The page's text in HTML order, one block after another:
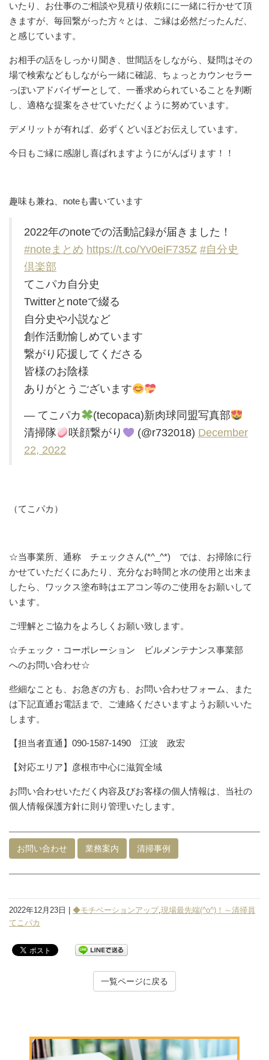
いたり、お仕事のご相談や見積り依頼にに一緒に行かせて頂
きますが、毎回繋がった方々とは、ご縁は必然だったんだ、
と感じています。
お相手の話をしっかり聞き、世間話をしながら、疑問はその
場で検索などもしながら一緒に確認、ちょっとカウンセラー
っぽいアドバイザーとして、一番求められていることを判断
し、適格な提案をさせていただくように努めています。
デメリットが有れば、必ずくどいほどお伝えしています。
今日もご縁に感謝し喜ばれますようにがんばります！！
趣味も兼ね、noteも書いています
2022年のnoteでの活動記録が届きました！
#noteまとめ https://t.co/Yv0eiF735Z #自分史
倶楽部
てこパカ自分史
Twitterとnoteで綴る
自分史や小説など
創作活動愉しめています
繋がり応援してくださる
皆様のお陰様
ありがとうございます
— てこパカ
(tecopaca)新肉球同盟写真部
清掃隊
咲顔繋がり (@r732018) December
22, 2022
（てこパカ）
☆当事業所、通称 チェックさん(*^_^*) では、お掃除に行
かせていただくにあたり、充分なお時間と水の使用と出来ま
したら、ワックス塗布時はエアコン等のご使用をお願いして
います。
ご理解とご協力をよろしくお願い致します。
☆チェック・コーポレーション ビルメンテナンス事業部
へのお問い合わせ☆
些細なことも、お急ぎの方も、お問い合わせフォーム、また
は下記直通お電話まで、ご連絡くださいますようお願いいた
します。
【担当者直通】090-1587-1490 江波 政宏
【対応エリア】彦根市中心に滋賀全域
お問い合わせいただく内容及びお客様の個人情報は、当社の
個人情報保護方針に則り管理いたします。
お問い合わせ 業務案内 清掃事例
2022年12月23日 | ◆モチベーションアップ,現場最先端(^o^)！～清掃員
てこパカ
一覧ページに戻る